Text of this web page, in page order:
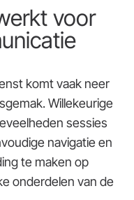
voor
komt vaak neer
Willekeurige
sessies
navigatie en
te maken op
onderdelen van de